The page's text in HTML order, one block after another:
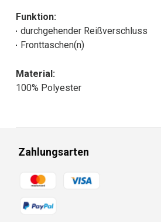
Funktion:
durchgehender Reißverschluss
Fronttaschen(n)
Material:
100% Polyester
Zahlungsarten
Zahlungsmethoden